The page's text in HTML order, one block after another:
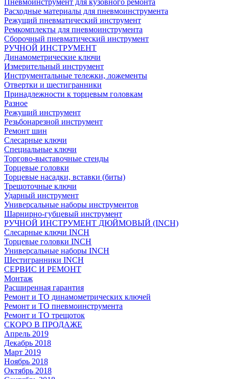
Пневмоинструмент для кузовного ремонта
Расходные материалы для пневмоинструмента
Режущий пневматический инструмент
Ремкомплекты для пневмоинструмента
Сборочный пневматический инструмент
РУЧНОЙ ИНСТРУМЕНТ
Динамометрические ключи
Измерительный инструмент
Инструментальные тележки, ложементы
Отвертки и шестигранники
Принадлежности к торцевым головкам
Разное
Режущий инструмент
Резьбонарезной инструмент
Ремонт шин
Слесарные ключи
Специальные ключи
Торгово-выставочные стенды
Торцевые головки
Торцевые насадки, вставки (биты)
Трещоточные ключи
Ударный инструмент
Универсальные наборы инструментов
Шарнирно-губцевый инструмент
РУЧНОЙ ИНСТРУМЕНТ ДЮЙМОВЫЙ (INCH)
Слесарные ключи INCH
Торцевые головки INCH
Универсальные наборы INCH
Шестигранники INCH
СЕРВИС И РЕМОНТ
Монтаж
Расширенная гарантия
Ремонт и ТО динамометрических ключей
Ремонт и ТО пневмоинструмента
Ремонт и ТО трещоток
СКОРО В ПРОДАЖЕ
Апрель 2019
Декабрь 2018
Март 2019
Ноябрь 2018
Октябрь 2018